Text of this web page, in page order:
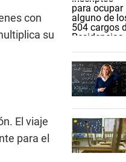
con
su
El viaje
para el